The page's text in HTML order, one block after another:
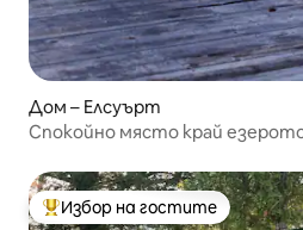
Дом – Елсуърт
Спокойно място край
Най-популярен избор на
Избор на гостите